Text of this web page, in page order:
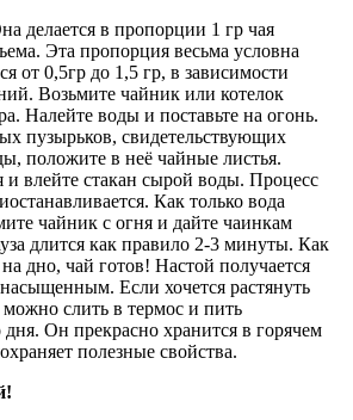
делается в пропорции 1 гр чая
Эта пропорция весьма условна
от 0,5гр до 1,5 гр, в зависимости
Возьмите чайник или котелок
Налейте воды и поставьте на огонь.
пузырьков, свидетельствующих
положите в неё чайные листья.
и влейте стакан сырой воды. Процесс
Как только вода
чайник с огня и дайте чаинкам
длится как правило 2-3 минуты. Как
дно, чай готов! Настой получается
Если хочется растянуть
можно слить в термос и пить
Он прекрасно хранится в горячем
полезные свойства.